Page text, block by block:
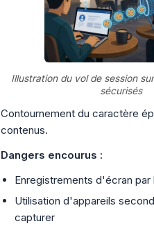
Illustration du vol de session
sécurisés
Contournement du caractère
contenus.
Dangers encourus :
Enregistrements d'écran par
Utilisation d'appareils
capturer